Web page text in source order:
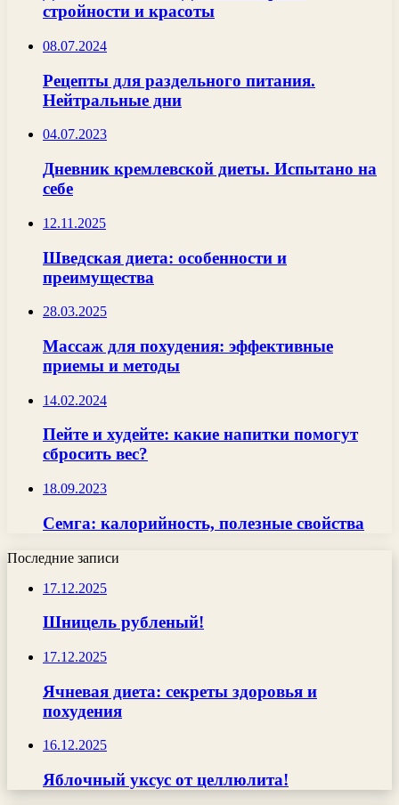
стройности и красоты
08.07.2024
Рецепты для раздельного питания.
Нейтральные дни
04.07.2023
Дневник кремлевской диеты. Испытано на
себе
12.11.2025
Шведская диета: особенности и
преимущества
28.03.2025
Массаж для похудения: эффективные
приемы и методы
14.02.2024
Пейте и худейте: какие напитки помогут
сбросить вес?
18.09.2023
Семга: калорийность, полезные свойства
Последние записи
17.12.2025
Шницель рубленый!
17.12.2025
Ячневая диета: секреты здоровья и
похудения
16.12.2025
Яблочный уксус от целлюлита!